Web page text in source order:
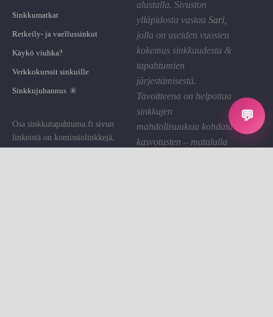
💬
Sinkkumatkat
Retkeily- ja vaellussinkut
Käykö viuhka?
Verkkokurssit sinkuille
Sinkkujuhannus ®
Osa sinkkutapahtuma.fi sivun
linkeistä on komissiolinkkejä,
joiden kautta St saa pienen
alustalla. Sivuston
ylläpidosta vastaa Sari
jolla on useiden vuosien
kokemus sinkkuudesta &
tapahtumien
järjestämisestä.
Tavoitteena on helpottaa
sinkkujen
mahdollisuuksia kohdata
kasvotusten – matalalla